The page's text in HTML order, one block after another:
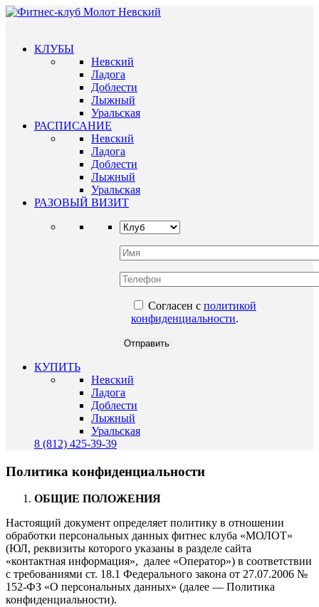
КЛУБЫ
Невский
Ладога
Доблести
Лыжный
Уральская
РАСПИСАНИЕ
Невский
Ладога
Доблести
Лыжный
Уральская
РАЗОВЫЙ ВИЗИТ
Согласен с политикой
конфиденциальности.
КУПИТЬ
Невский
Ладога
Доблести
Лыжный
Уральская
8 (812) 425-39-39
Политика конфиденциальности
ОБЩИЕ ПОЛОЖЕНИЯ
Настоящий документ определяет политику в отношении
обработки персональных данных фитнес клуба «МОЛОТ»
(ЮЛ, реквизиты которого указаны в разделе сайта
«контактная информация», далее «Оператор») в соответствии
с требованиями ст. 18.1 Федерального закона от 27.07.2006 №
152-ФЗ «О персональных данных» (далее — Политика
конфиденциальности).